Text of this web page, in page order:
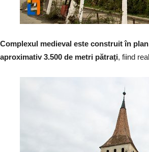
Complexul medieval este construit în
aproximativ 3.500 de metri pătraţi, fiind